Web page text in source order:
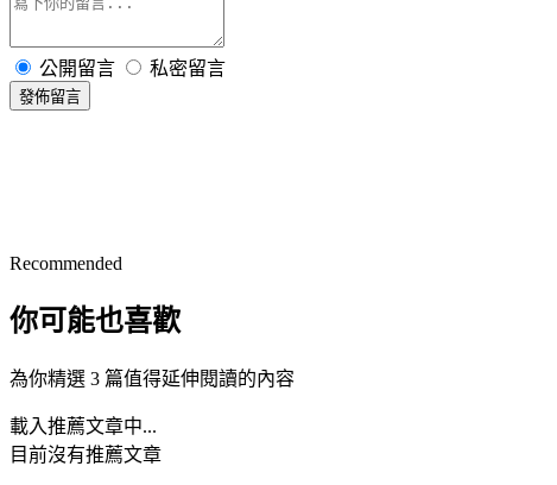
公開留言 私密留言
發佈留言
Recommended
你可能也喜歡
為你精選 3 篇值得延伸閱讀的內容
載入推薦文章中...
目前沒有推薦文章